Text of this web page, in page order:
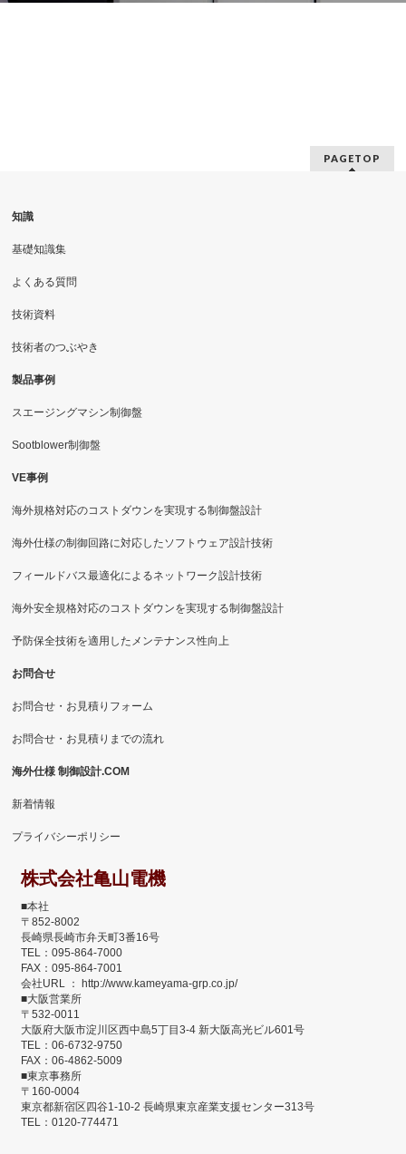
PAGETOP
知識
基礎知識集
よくある質問
技術資料
技術者のつぶやき
製品事例
スエージングマシン制御盤
Sootblower制御盤
VE事例
海外規格対応のコストダウンを実現する制御盤設計
海外仕様の制御回路に対応したソフトウェア設計技術
フィールドバス最適化によるネットワーク設計技術
海外安全規格対応のコストダウンを実現する制御盤設計
予防保全技術を適用したメンテナンス性向上
お問合せ
お問合せ・お見積りフォーム
お問合せ・お見積りまでの流れ
海外仕様 制御設計.COM
新着情報
プライバシーポリシー
株式会社亀山電機
■本社
〒852-8002
長崎県長崎市弁天町3番16号
TEL：095-864-7000
FAX：095-864-7001
会社URL ： http://www.kameyama-grp.co.jp/
■大阪営業所
〒532-0011
大阪府大阪市淀川区西中島5丁目3-4 新大阪高光ビル601号
TEL：06-6732-9750
FAX：06-4862-5009
■東京事務所
〒160-0004
東京都新宿区四谷1-10-2 長崎県東京産業支援センター313号
TEL：0120-774471